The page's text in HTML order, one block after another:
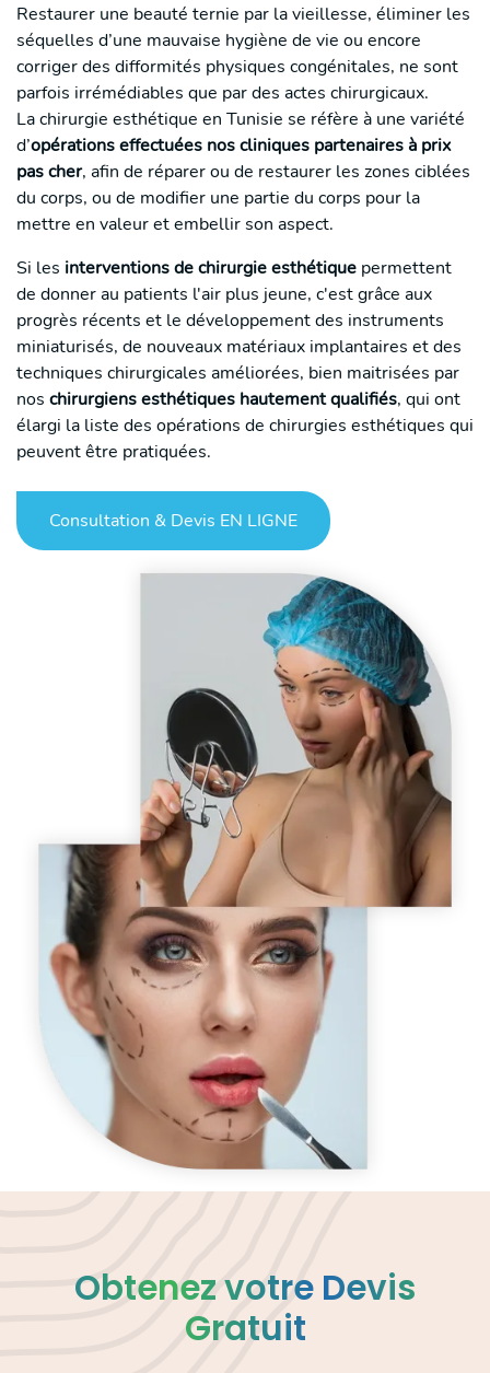
Restaurer une beauté ternie par la vieillesse, éliminer les
séquelles d’une mauvaise hygiène de vie ou encore
corriger des difformités physiques congénitales, ne sont
parfois irrémédiables que par des actes chirurgicaux.
La chirurgie esthétique en Tunisie se réfère à une variété
d’opérations effectuées nos cliniques partenaires à prix
pas cher, afin de réparer ou de restaurer les zones ciblées
du corps, ou de modifier une partie du corps pour la
mettre en valeur et embellir son aspect.
Si les interventions de chirurgie esthétique permettent
de donner au patients l'air plus jeune, c'est grâce aux
progrès récents et le développement des instruments
miniaturisés, de nouveaux matériaux implantaires et des
techniques chirurgicales améliorées, bien maitrisées par
nos chirurgiens esthétiques hautement qualifiés, qui ont
élargi la liste des opérations de chirurgies esthétiques qui
peuvent être pratiquées.
Consultation & Devis EN LIGNE
Obtenez votre Devis
Gratuit